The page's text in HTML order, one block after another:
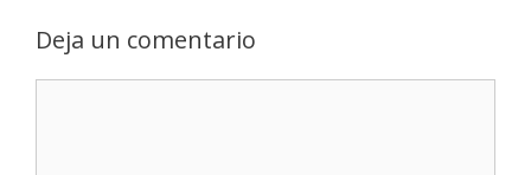
Deja un comentario